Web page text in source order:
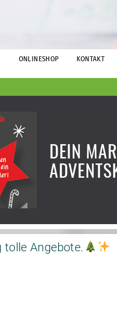
ONLINESHOP KONTAKT
DEIN
tolle Angebote.